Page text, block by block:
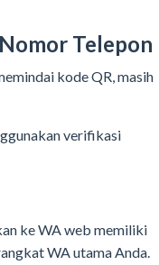
Telepon
kode QR, masih
verifikasi
ke WA web memiliki
WA utama Anda.